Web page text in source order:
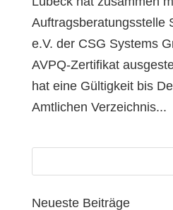
Auftragsberatungsstelle
e.V. der CSG Systems
AVPQ-Zertifikat
hat eine Gültigkeit bis
Amtlichen Verzeichnis...
Neueste Beiträge